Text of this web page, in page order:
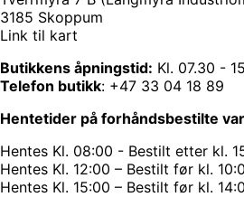
3185 Skoppum
Link til kart
Butikkens åpningstid: Kl. 07.30 -
Telefon butikk: +47 33 04 18 89
Hentetider på forhåndsbestilte
Hentes Kl. 08:00 - Bestilt etter kl.
Hentes Kl. 12:00 – Bestilt før kl.
Hentes Kl. 15:00 – Bestilt før kl.